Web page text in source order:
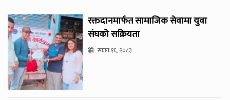
रक्तदानमार्फत सामाजिक सेवामा युवा
संघको सक्रियता
साउन १६, २०८३